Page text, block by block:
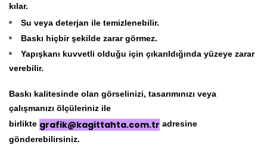
kılar.
Su veya deterjan ile temizlenebilir.
Baskı hiçbir şekilde zarar görmez.
Yapışkanı kuvvetli olduğu için çıkarıldığında yüzeye zarar
verebilir.
Baskı kalitesinde olan görselinizi, tasarımınızı veya
çalışmanızı ölçüleriniz ile
birlikte grafik@kagittahta.com.tr adresine
gönderebilirsiniz.